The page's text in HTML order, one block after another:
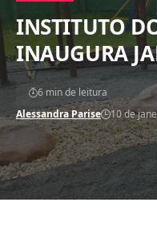
INSTITUTO
INAUGURA
Alessandra Parise 10 de
6 min de leitura